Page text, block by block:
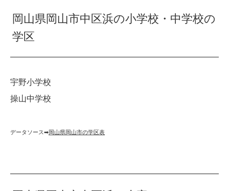
岡山県岡山市中区浜の小学校・中学校の
学区
宇野小学校
操山中学校
データソース➡︎岡山県岡山市の学区表